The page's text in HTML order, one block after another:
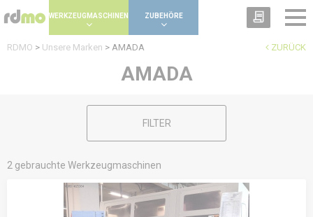
WERKZEUGMASCHINEN ZUBEHÖRE
ZURÜCK
RDMO > Unsere Marken > AMADA
AMADA
FILTER
2 gebrauchte Werkzeugmaschinen